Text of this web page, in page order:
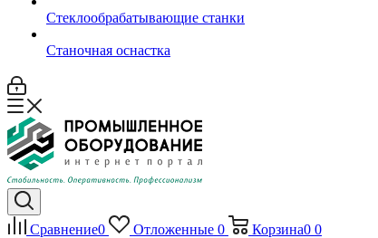
Стеклообрабатывающие станки
Станочная оснастка
Сравнение0 Отложенные 0 Корзина0 0